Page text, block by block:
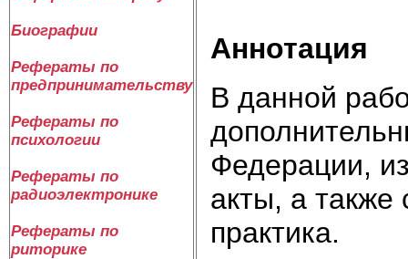
Биографии
Рефераты по
предпринимательству
Рефераты по
психологии
Рефераты по
радиоэлектронике
Рефераты по
риторике
Аннотация
В данной
Федерации,
акты, а
практика.